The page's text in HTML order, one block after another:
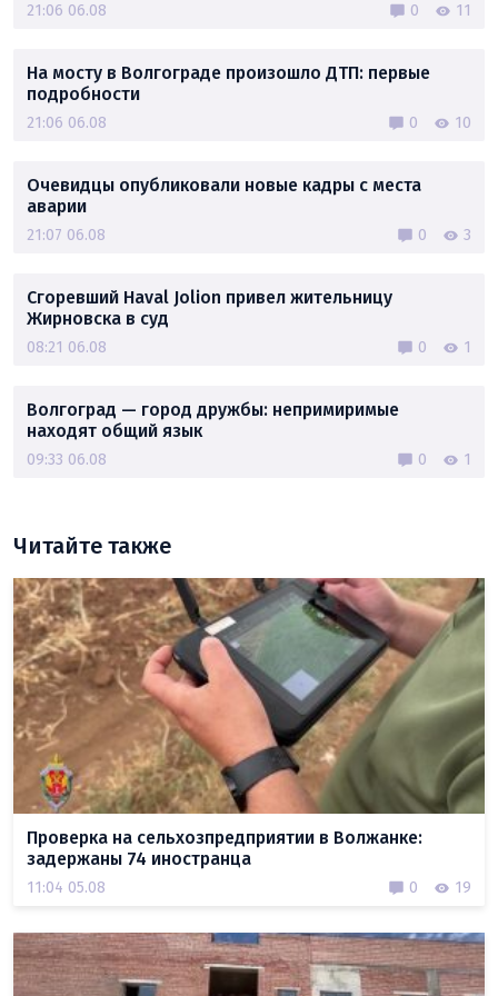
21:06 06.08 0 11
На мосту в Волгограде произошло ДТП: первые
подробности
21:06 06.08 0 10
Очевидцы опубликовали новые кадры с места
аварии
21:07 06.08 0 3
Сгоревший Haval Jolion привел жительницу
Жирновска в суд
08:21 06.08 0 1
Волгоград — город дружбы: непримиримые
находят общий язык
09:33 06.08 0 1
Читайте также
Проверка на сельхозпредприятии в Волжанке:
задержаны 74 иностранца
11:04 05.08 0 19